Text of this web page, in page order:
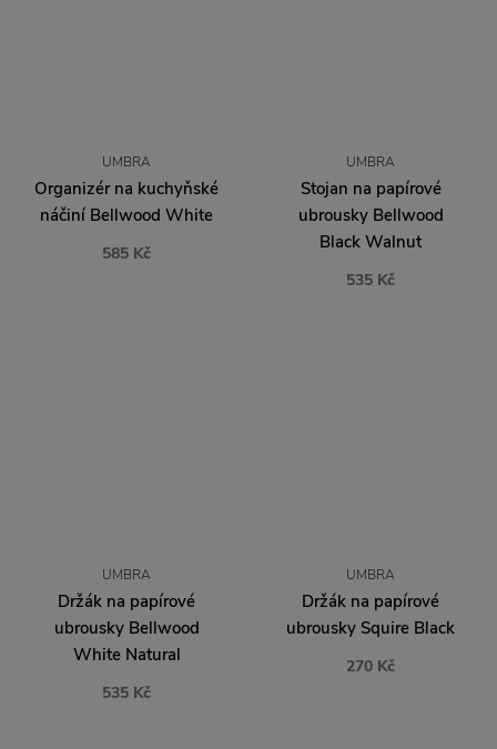
UMBRA
Organizér na kuchyňské
náčiní Bellwood White
585 Kč
UMBRA
Stojan na papírové
ubrousky Bellwood
Black Walnut
535 Kč
UMBRA
Držák na papírové
ubrousky Bellwood
White Natural
535 Kč
UMBRA
Držák na papírové
ubrousky Squire Black
270 Kč